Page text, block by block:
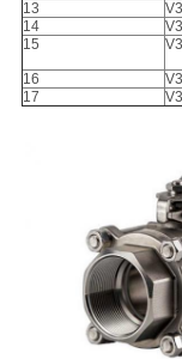
13
14
15
16
17